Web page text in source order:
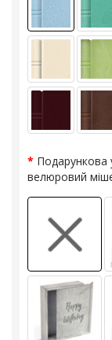
Подарункова
велюровий